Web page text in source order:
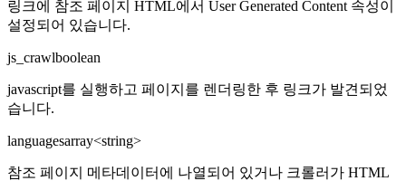
링크에 참조 페이지 HTML에서 User Generated Content 속성이
설정되어 있습니다.
js_crawlboolean
javascript를 실행하고 페이지를 렌더링한 후 링크가 발견되었
습니다.
languagesarray<string>
참조 페이지 메타데이터에 나열되어 있거나 크롤러가 HTML